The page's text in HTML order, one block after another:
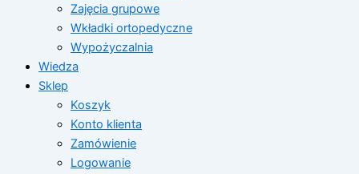
Zajęcia grupowe
Wkładki ortopedyczne
Wypożyczalnia
Wiedza
Sklep
Koszyk
Konto klienta
Zamówienie
Logowanie